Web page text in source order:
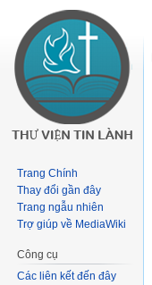
Trang Chính
Thay đổi gần đây
Trang ngẫu nhiên
Trợ giúp về MediaWiki
Công cụ
Các liên kết đến đây